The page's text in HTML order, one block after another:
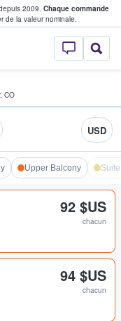
2009. Chaque commande
de la valeur nominale.
StubHub - Où
billets
, CO
USD
Upper Balcony
92 $US
chacun
94 $US
chacun